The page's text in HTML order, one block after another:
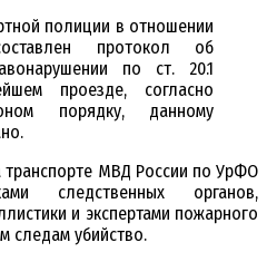
полиции в отношении
протокол об
по ст. 20.1
проезде, согласно
порядку, данному
транспорте МВД России по УрФО
следственных органов,
и экспертами пожарного
следам убийство.